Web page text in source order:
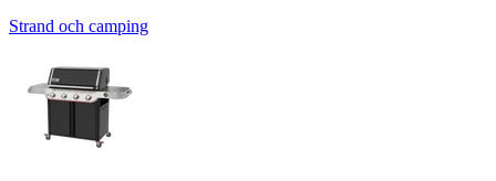
Strand och camping